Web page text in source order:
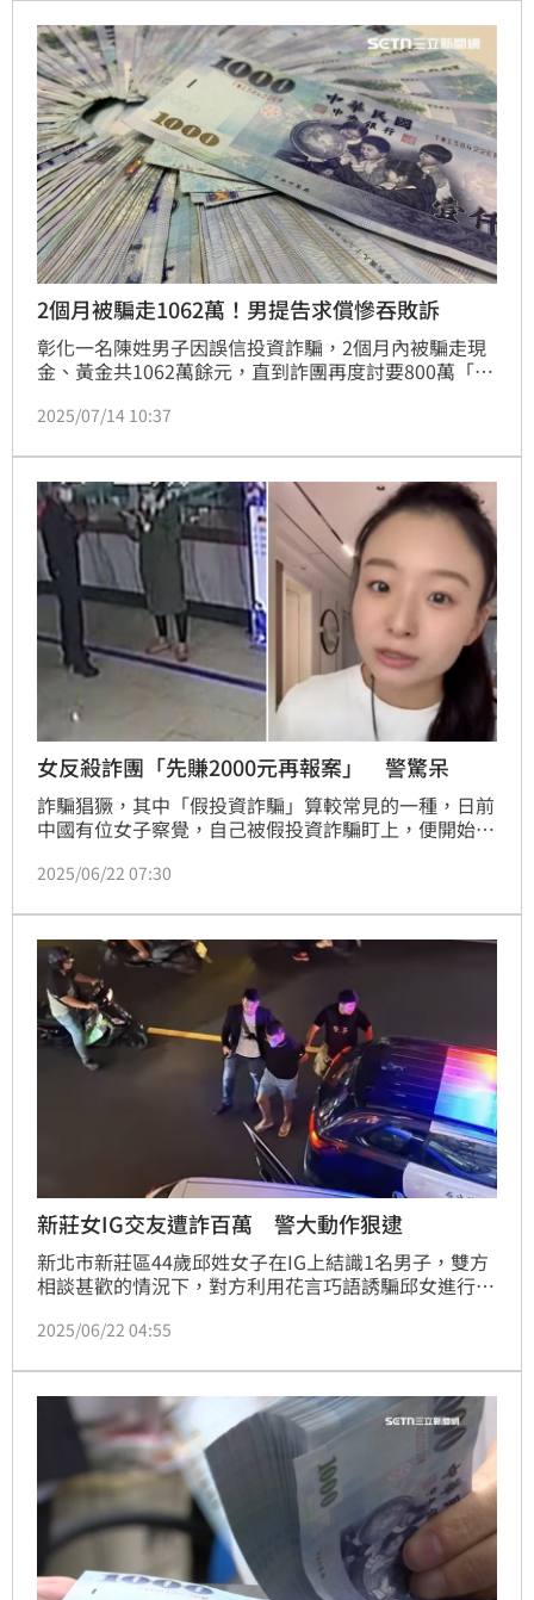
不受理判決。
2個月被騙走1062萬！男提告求償慘吞敗訴
彰化一名陳姓男子因誤信投資詐騙，2個月內被騙走現
金、黃金共1062萬餘元，直到詐團再度討要800萬「解
謝姓車手及尤姓監控手。事後陳男向二人提出民事求
時，謝姓車手尚未入境、監控手也還沒加入詐團，因此
判陳男敗訴，二人免賠。
2025/07/14 10:37
女反殺詐團「先賺2000元再報案」 警驚呆
詐騙猖獗，其中「假投資詐騙」算較常見的一種，日前
中國有位女子察覺，自己被假投資詐騙盯上，便開始演
款500元人民幣（約新台幣2057元）試圖取信她後，女
直呼太聰明。
2025/06/22 07:30
新莊女IG交友遭詐百萬 警大動作狠逮
新北市新莊區44歲邱姓女子在IG上結識1名男子，雙方
相談甚歡的情況下，對方利用花言巧語誘騙邱女進行假
驚覺上當。警方知悉後，使出將計就計，邀約車手於昨
30歲呂姓假幣商。
2025/06/22 04:55